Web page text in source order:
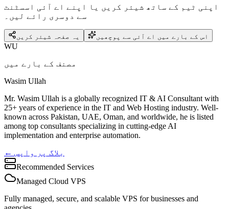
اپنی ٹیم کے ساتھ شیئر کریں یا اپنے اے آئی اسسٹنٹ
سے دوسری رائے لیں۔
یہ صفحہ شیئر کریں اس کے بارے میں اے آئی سے پوچھیں
WU
مصنف کے بارے میں
Wasim Ullah
Mr. Wasim Ullah is a globally recognized IT & AI Consultant with
25+ years of experience in the IT and Web Hosting industry. Well-
known across Pakistan, UAE, Oman, and worldwide, he is listed
among top consultants specializing in cutting-edge AI
implementation and enterprise automation.
← بلاگ پر واپس
Recommended Services
Managed Cloud VPS
Fully managed, secure, and scalable VPS for businesses and